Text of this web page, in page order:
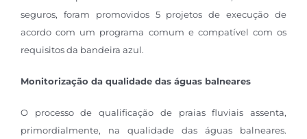
seguros, foram promovidos 5 projetos de execução de
acordo com um programa comum e compatível com os
requisitos da bandeira azul.
Monitorização da qualidade das águas balneares
O processo de qualificação de praias fluviais assenta,
primordialmente, na qualidade das águas balneares.